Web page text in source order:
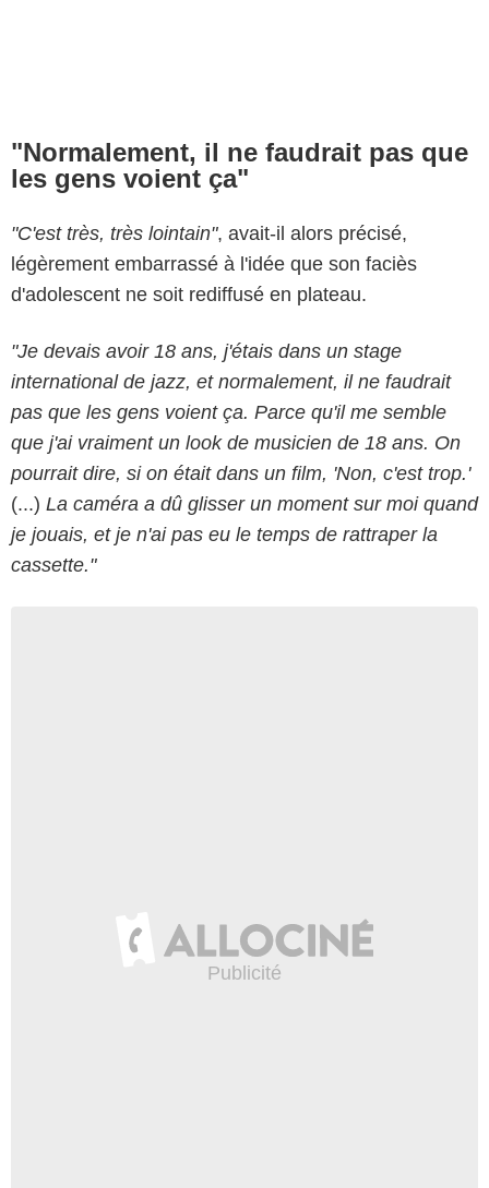
"Normalement, il ne faudrait pas que
les gens voient ça"
"C'est très, très lointain", avait-il alors précisé,
légèrement embarrassé à l'idée que son faciès
d'adolescent ne soit rediffusé en plateau.
"Je devais avoir 18 ans, j'étais dans un stage
international de jazz, et normalement, il ne faudrait
pas que les gens voient ça. Parce qu'il me semble
que j'ai vraiment un look de musicien de 18 ans. On
pourrait dire, si on était dans un film, 'Non, c'est trop.'
(...) La caméra a dû glisser un moment sur moi quand
je jouais, et je n'ai pas eu le temps de rattraper la
cassette."